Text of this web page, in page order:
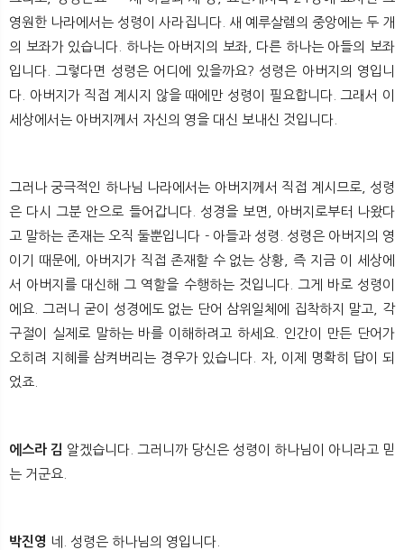
영원한 나라에서는 성령이 사라집니다. 새 예루살렘의 중앙에는 두 개
의 보좌가 있습니다. 하나는 아버지의 보좌, 다른 하나는 아들의 보좌
입니다. 그렇다면 성령은 어디에 있을까요? 성령은 아버지의 영입니
다. 아버지가 직접 계시지 않을 때에만 성령이 필요합니다. 그래서 이
세상에서는 아버지께서 자신의 영을 대신 보내신 것입니다.
그러나 궁극적인 하나님 나라에서는 아버지께서 직접 계시므로, 성령
은 다시 그분 안으로 들어갑니다. 성경을 보면, 아버지로부터 나왔다
고 말하는 존재는 오직 둘뿐입니다 - 아들과 성령. 성령은 아버지의 영
이기 때문에, 아버지가 직접 존재할 수 없는 상황, 즉 지금 이 세상에
서 아버지를 대신해 그 역할을 수행하는 것입니다. 그게 바로 성령이
에요. 그러니 굳이 성경에도 없는 단어 삼위일체에 집착하지 말고, 각
구절이 실제로 말하는 바를 이해하려고 하세요. 인간이 만든 단어가
오히려 지혜를 삼켜버리는 경우가 있습니다. 자, 이제 명확히 답이 되
었죠.
에스라 김 알겠습니다. 그러니까 당신은 성령이 하나님이 아니라고 믿
는 거군요.
박진영 네. 성령은 하나님의 영입니다.